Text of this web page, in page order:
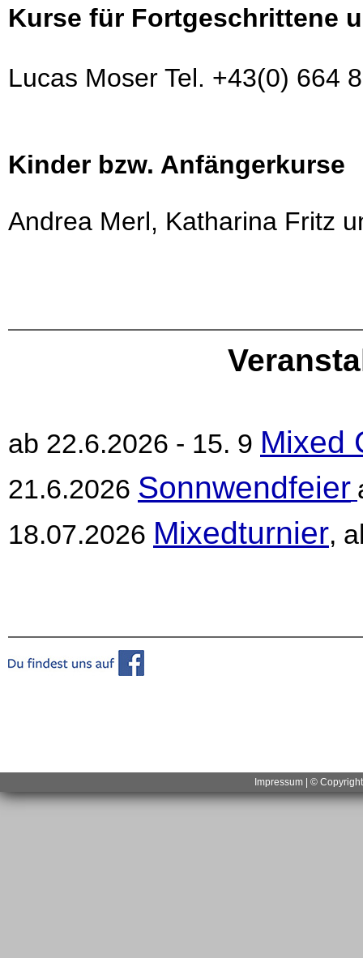
Kurse für Fortgeschrittene
Lucas Moser Tel. +43(0) 664
Kinder bzw. Anfängerkurse
Andrea Merl, Katharina Fritz
ab 22.6.2026 - 15. 9 Mixed
21.6.2026 Sonnwendfeier
18.07.2026 Mixedturnier,
Impressum | ©